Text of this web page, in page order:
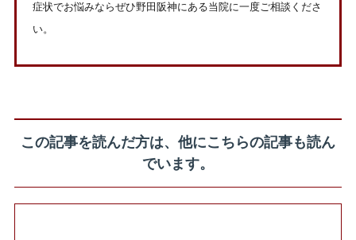
症状でお悩みならぜひ野田阪神にある当院に一度ご相談くださ
い。
この記事を読んだ方は、他にこちらの記事も読ん
でいます。